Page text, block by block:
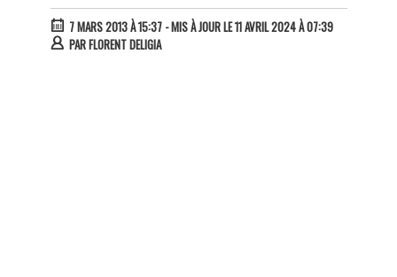
7 MARS 2013 À 15:37- MIS À JOUR LE 11 AVRIL 2024 À 07:39
PARFLORENT DELIGIA